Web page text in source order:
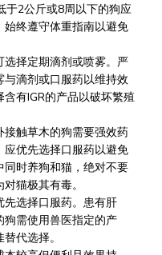
于2公斤或8周以下的狗应
终遵守体重指南以避免
选择定期滴剂或喷雾。严
滴剂或口服药以维持效
有IGR的产品以破坏繁殖
接触草木的狗需要强效药
优先选择口服药以避免
时养狗和猫，绝对不要
猫极其有毒。
先选择口服药。患有肝
狗需使用兽医指定的产
代选择。